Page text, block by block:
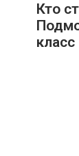
Кто
класс